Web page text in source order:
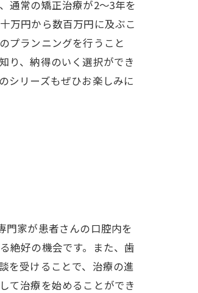
通常の矯正治療が2〜3年を
万円から数百万円に及ぶこ
プランニングを行うこと
り、納得のいく選択ができ
シリーズもぜひお楽しみに
門家が患者さんの口腔内を
絶好の機会です。また、歯
を受けることで、治療の進
て治療を始めることができ